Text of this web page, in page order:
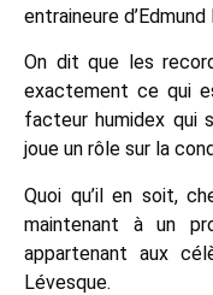
entraineure
On dit que les
exactement ce qui
facteur humidex qui
joue un rôle sur la
Quoi qu’il en soit,
maintenant à un
appartenant aux
Lévesque.